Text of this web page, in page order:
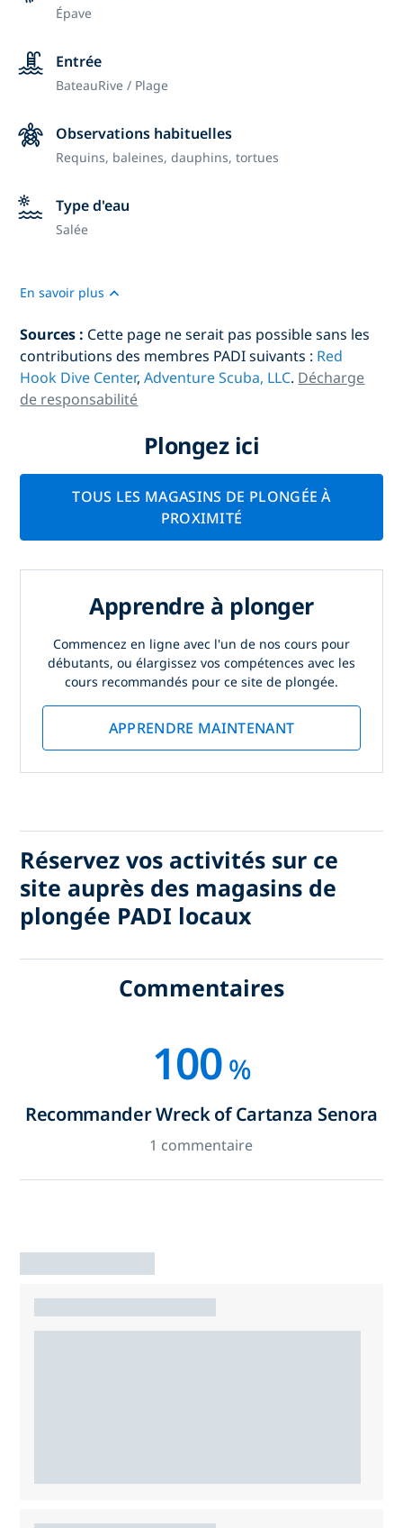
Épave
Entrée
BateauRive / Plage
Observations habituelles
Requins, baleines, dauphins, tortues
Type d'eau
Salée
En savoir plus
Sources : Cette page ne serait pas possible sans les
contributions des membres PADI suivants : Red
Hook Dive Center,Adventure Scuba, LLC. Décharge
de responsabilité
Plongez ici
TOUS LES MAGASINS DE PLONGÉE À
PROXIMITÉ
Apprendre à plonger
Commencez en ligne avec l'un de nos cours pour
débutants, ou élargissez vos compétences avec les
cours recommandés pour ce site de plongée.
APPRENDRE MAINTENANT
Réservez vos activités sur ce
site auprès des magasins de
plongée PADI locaux
Commentaires
100%
Recommander Wreck of Cartanza Senora
1 commentaire